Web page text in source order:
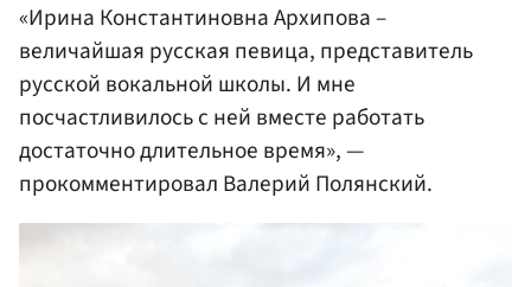
«Ирина Константиновна Архипова –
величайшая русская певица, представитель
русской вокальной школы. И мне
посчастливилось с ней вместе работать
достаточно длительное время», —
прокомментировал Валерий Полянский.